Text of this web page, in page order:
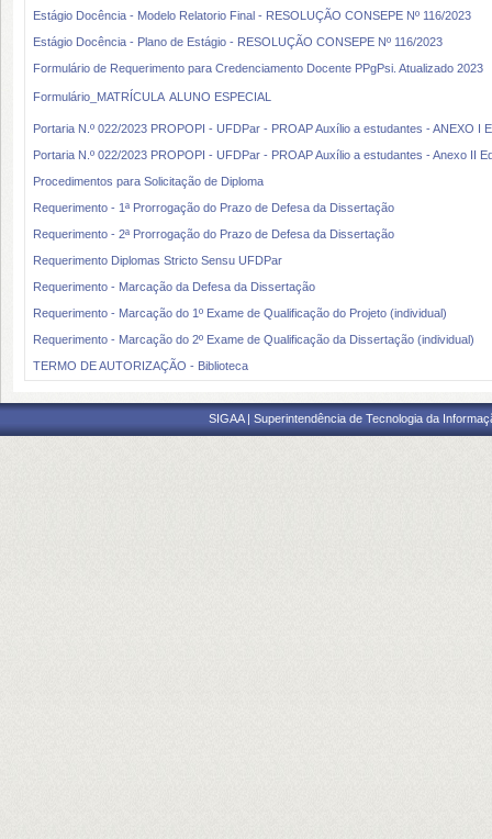
Estágio Docência - Modelo Relatorio Final - RESOLUÇÃO CONSEPE Nº 116/2023
Estágio Docência - Plano de Estágio - RESOLUÇÃO CONSEPE Nº 116/2023
Formulário de Requerimento para Credenciamento Docente PPgPsi. Atualizado 2023
Formulário_MATRÍCULA  ALUNO ESPECIAL
Portaria N.º 022/2023 PROPOPI - UFDPar - PROAP Auxílio a estudantes - ANEXO I
Portaria N.º 022/2023 PROPOPI - UFDPar - PROAP Auxílio a estudantes - Anexo II
Procedimentos para Solicitação de Diploma
Requerimento - 1ª Prorrogação do Prazo de Defesa da Dissertação
Requerimento - 2ª Prorrogação do Prazo de Defesa da Dissertação
Requerimento Diplomas Stricto Sensu UFDPar
Requerimento - Marcação da Defesa da Dissertação
Requerimento - Marcação do 1º Exame de Qualificação do Projeto (individual)
Requerimento - Marcação do 2º Exame de Qualificação da Dissertação (individual)
TERMO DE AUTORIZAÇÃO - Biblioteca
SIGAA | Superintendência de Tecnologia da